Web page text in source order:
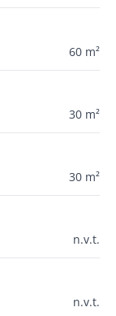
60 m²
30 m²
30 m²
n.v.t.
n.v.t.